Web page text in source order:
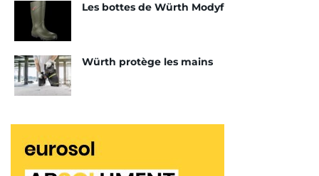
le Carsat, des animations interactives,
participatives et ludiques seront organisées. Les
intervenants, des animateurs préventeurs seront
sur place pour mener le débat.
Ils auront ainsi la tâche de sensibiliser les acteurs
conseiller et de rappeler les bonnes pratiques à
tenir sur le terrain. D’autant plus que la
Les bottes de Würth Modyf
Würth protège les mains